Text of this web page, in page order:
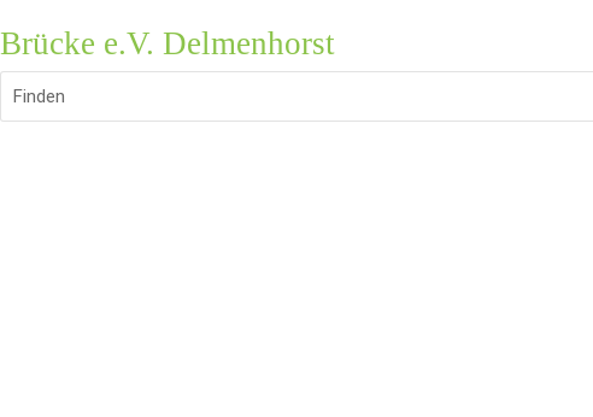
Brücke e.V. Delmenhorst
Finden